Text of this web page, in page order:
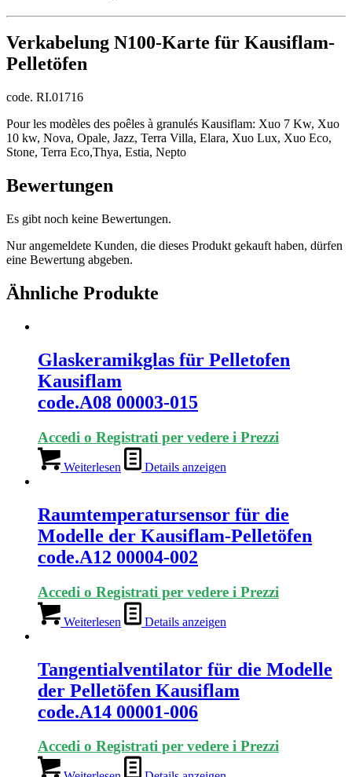
Verkabelung N100-Karte für Kausiflam-
Pelletöfen
code. RI.01716
Pour les modèles des poêles à granulés Kausiflam: Xuo 7 Kw, Xuo
10 kw, Nova, Opale, Jazz, Terra Villa, Elara, Xuo Lux, Xuo Eco,
Stone, Terra Eco,Thya, Estia, Nepto
Bewertungen
Es gibt noch keine Bewertungen.
Nur angemeldete Kunden, die dieses Produkt gekauft haben, dürfen
eine Bewertung abgeben.
Ähnliche Produkte
Glaskeramikglas für Pelletofen
Kausiflam
code.A08 00003-015
Accedi o Registrati per vedere i Prezzi
Weiterlesen Details anzeigen
Raumtemperatursensor für die
Modelle der Kausiflam-Pelletöfen
code.A12 00004-002
Accedi o Registrati per vedere i Prezzi
Weiterlesen Details anzeigen
Tangentialventilator für die Modelle
der Pelletöfen Kausiflam
code.A14 00001-006
Accedi o Registrati per vedere i Prezzi